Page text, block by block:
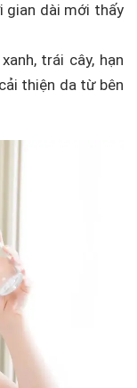
gian dài mới thấy
trái cây, hạn
thiện da từ bên